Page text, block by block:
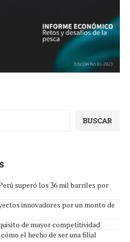
BUSCAR
superó los 36 mil barriles por
innovadores por un monto de
de mayor competitividad
el hecho de ser una filial